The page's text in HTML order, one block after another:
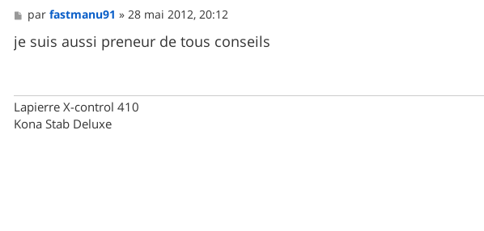
M
e
s
s
parfastmanu91 » 28 mai 2012, 20:12
je suis aussi preneur de tous conseils
Lapierre X-control 410
Kona Stab Deluxe